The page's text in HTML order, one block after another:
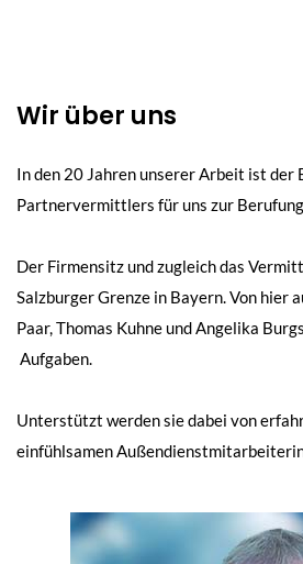
Wir über uns
In den 20 Jahren unserer Arbeit ist der
Partnervermittlers für uns zur
Der Firmensitz und zugleich das
Salzburger Grenze in Bayern. Von hier
Paar, Thomas Kuhne und Angelika
Aufgaben.
Unterstützt werden sie dabei von
einfühlsamen